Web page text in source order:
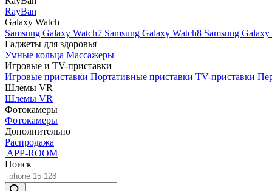
RayBan
Galaxy Watch
Samsung Galaxy Watch7 Samsung Galaxy Watch8 Samsung
Гаджеты для здоровья
Умные кольца Массажеры
Игровые и TV-приставки
Игровые приставки Портативные приставки TV-приставки
Шлемы VR
Шлемы VR
Фотокамеры
Фотокамеры
Дополнительно
Распродажа
APP-ROOM
Поиск
Поиск
товаров